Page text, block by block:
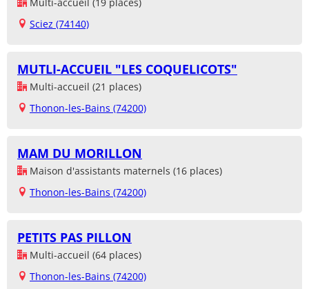
Multi-accueil (19 places)
Sciez (74140)
MUTLI-ACCUEIL "LES COQUELICOTS"
Multi-accueil (21 places)
Thonon-les-Bains (74200)
MAM DU MORILLON
Maison d'assistants maternels (16 places)
Thonon-les-Bains (74200)
PETITS PAS PILLON
Multi-accueil (64 places)
Thonon-les-Bains (74200)